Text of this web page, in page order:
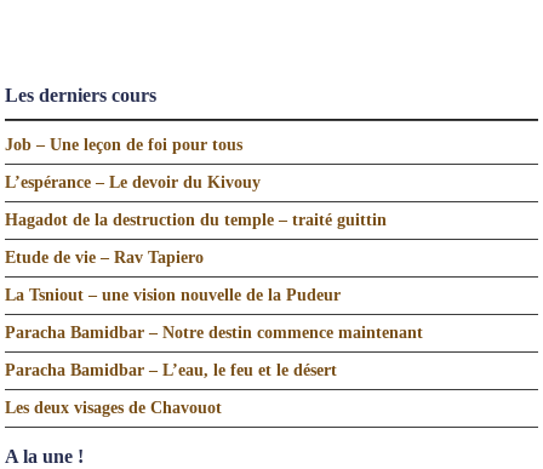
Les derniers cours
Job – Une leçon de foi pour tous
L’espérance – Le devoir du Kivouy
Hagadot de la destruction du temple – traité guittin
Etude de vie – Rav Tapiero
La Tsniout – une vision nouvelle de la Pudeur
Paracha Bamidbar – Notre destin commence maintenant
Paracha Bamidbar – L’eau, le feu et le désert
Les deux visages de Chavouot
A la une !